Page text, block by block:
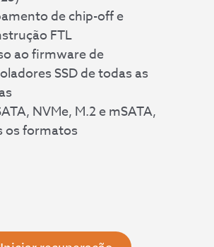
de chip-off e
FTL
ao firmware de
SSD de todas as
NVMe, M.2 e mSATA,
os formatos